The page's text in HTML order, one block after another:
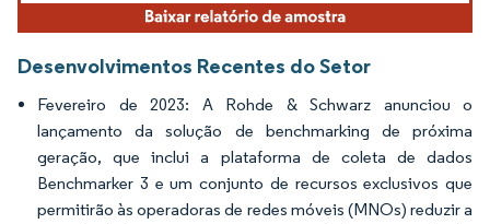
Desenvolvimentos Recentes do Setor
Fevereiro de 2023: A Rohde & Schwarz anunciou o
lançamento da solução de benchmarking de próxima
geração, que inclui a plataforma de coleta de dados
Benchmarker 3 e um conjunto de recursos exclusivos que
permitirão às operadoras de redes móveis (MNOs) reduzir a